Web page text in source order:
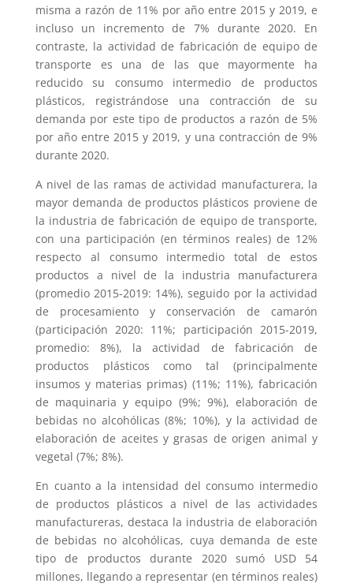
misma a razón de 11% por año entre 2015 y 2019, e
incluso un incremento de 7% durante 2020. En
contraste, la actividad de fabricación de equipo de
transporte es una de las que mayormente ha
reducido su consumo intermedio de productos
plásticos, registrándose una contracción de su
demanda por este tipo de productos a razón de 5%
por año entre 2015 y 2019, y una contracción de 9%
durante 2020.
A nivel de las ramas de actividad manufacturera, la
mayor demanda de productos plásticos proviene de
la industria de fabricación de equipo de transporte,
con una participación (en términos reales) de 12%
respecto al consumo intermedio total de estos
productos a nivel de la industria manufacturera
(promedio 2015-2019: 14%), seguido por la actividad
de procesamiento y conservación de camarón
(participación 2020: 11%; participación 2015-2019,
promedio: 8%), la actividad de fabricación de
productos plásticos como tal (principalmente
insumos y materias primas) (11%; 11%), fabricación
de maquinaria y equipo (9%; 9%), elaboración de
bebidas no alcohólicas (8%; 10%), y la actividad de
elaboración de aceites y grasas de origen animal y
vegetal (7%; 8%).
En cuanto a la intensidad del consumo intermedio
de productos plásticos a nivel de las actividades
manufactureras, destaca la industria de elaboración
de bebidas no alcohólicas, cuya demanda de este
tipo de productos durante 2020 sumó USD 54
millones, llegando a representar (en términos reales)